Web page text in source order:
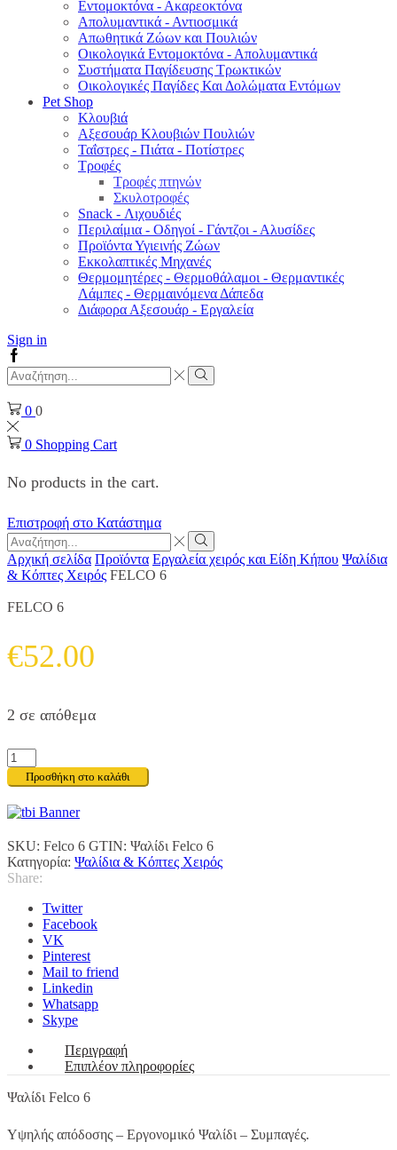
Εντομοκτόνα - Ακαρεοκτόνα
Απολυμαντικά - Αντιοσμικά
Απωθητικά Ζώων και Πουλιών
Οικολογικά Εντομοκτόνα - Απολυμαντικά
Συστήματα Παγίδευσης Τρωκτικών
Οικολογικές Παγίδες Και Δολώματα Εντόμων
Pet Shop
Κλουβιά
Αξεσουάρ Κλουβιών Πουλιών
Ταΐστρες - Πιάτα - Ποτίστρες
Τροφές
Τροφές πτηνών
Σκυλοτροφές
Snack - Λιχουδιές
Περιλαίμια - Οδηγοί - Γάντζοι - Αλυσίδες
Προϊόντα Υγιεινής Ζώων
Εκκολαπτικές Μηχανές
Θερμομητέρες - Θερμοθάλαμοι - Θερμαντικές
Λάμπες - Θερμαινόμενα Δάπεδα
Διάφορα Αξεσουάρ - Εργαλεία
Sign in
Facebook
Search
input
Search
0 0
0 Shopping Cart
No products in the cart.
Επιστροφή στο Κατάστημα
Search
input
Search
Αρχική σελίδα Προϊόντα Εργαλεία χειρός και Είδη Κήπου Ψαλίδια
& Κόπτες Χειρός FELCO 6
FELCO 6
€52.00
2 σε απόθεμα
FELCO
6
ποσότητα
Προσθήκη στο καλάθι
SKU: Felco 6 GTIN: Ψαλίδι Felco 6
Κατηγορία: Ψαλίδια & Κόπτες Χειρός
Share:
Twitter
Facebook
VK
Pinterest
Mail to friend
Linkedin
Whatsapp
Skype
Περιγραφή
Επιπλέον πληροφορίες
Ψαλίδι Felco 6
Υψηλής απόδοσης – Εργονομικό Ψαλίδι – Συμπαγές.